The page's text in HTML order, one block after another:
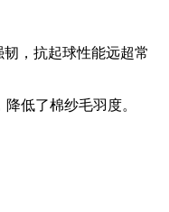
，抗起球性能远超常
低了棉纱毛羽度。